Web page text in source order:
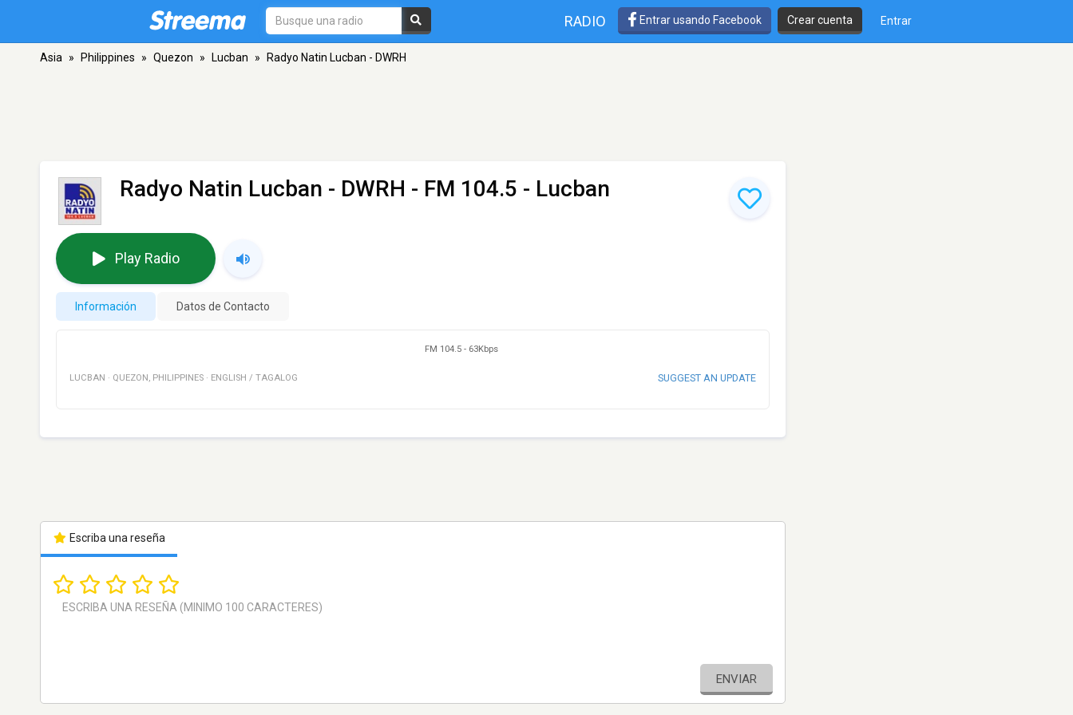
RADIO Entrar usando Facebook Crear cuenta Entrar
Asia » Philippines » Quezon » Lucban » Radyo Natin Lucban - DWRH
Radyo Natin Lucban - DWRH - FM 104.5 - Lucban
Play Radio
Información Datos de Contacto
FM 104.5 - 63Kbps
LUCBAN · QUEZON, PHILIPPINES · ENGLISH / TAGALOG SUGGEST AN UPDATE
Escriba una reseña
ENVIAR